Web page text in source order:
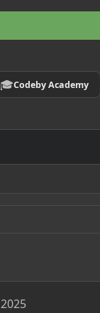
🎓Codeby Academy